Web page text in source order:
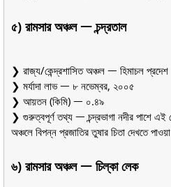
৫) রামসার অঞ্চল ᅳ চন্দ্রতাল
❯ রাজ্য/কেন্দ্রশাসিত অঞ্চল ᅳ হিমাচল প্রদেশ
❯ মর্যাদা লাভ ᅳ ৮ নভেম্বর, ২০০৫
❯ আয়তন (কিমি) ᅳ ০.৪৯
❯ গুরুত্বপূর্ণ তথ্য ᅳ চন্দ্রভাগা নদীর পাশে
অঞ্চলে বিপন্ন প্রজাতির তুষার চিতা দেখতে
৬) রামসার অঞ্চল ᅳ চিল্কা লেক